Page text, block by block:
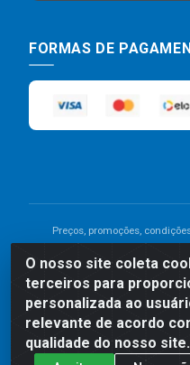
O nosso site coleta
terceiros para
personalizada ao
relevante de acordo
qualidade do nosso site.
FORMAS DE
Preços, promoções,
divergência de preço de um
exibido no carrinho de
As vendas estão sujeitas a
Imagens de
Comercial de